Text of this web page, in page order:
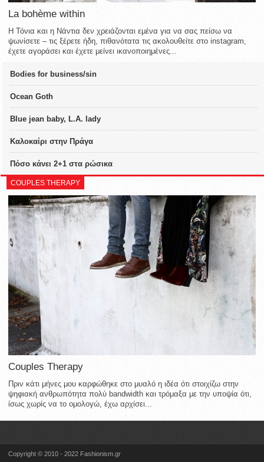
La bohème within
Η Τόνια και η Νάντια δεν χρειάζονται εμένα για να σας πείσω να
ψωνίσετε – τις ξέρετε ήδη, πιθανότατα τις ακολουθείτε στο instagram,
έχετε αγοράσει και έχετε μείνει ικανοποιημένες...
Bodies for business/sin
Ocean Goth
Blue jean baby, L.A. lady
Καλοκαίρι στην Πράγα
Πόσο κάνει 2+1 στα ρώσικα
COUPLES THERAPY
Couples Therapy
Πριν κάτι μήνες μου καρφώθηκε στο μυαλό η ιδέα ότι στοιχίζω στην
ψηφιακή ανθρωπότητα πολύ bandwidth και τρόμαξα με την υποψία ότι,
ίσως χωρίς να το ομολογώ, έχω αρχίσει...
Copyright © 2010 - 2022 Fashionism.gr